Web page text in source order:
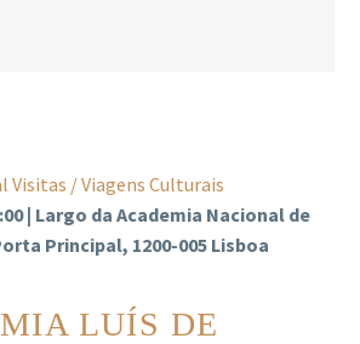
Visitas / Viagens Culturais
| Largo da Academia Nacional de
Principal, 1200-005 Lisboa
LUÍS DE